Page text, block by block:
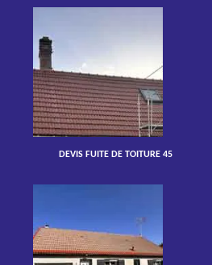
DEVIS FUITE DE TOITURE 45